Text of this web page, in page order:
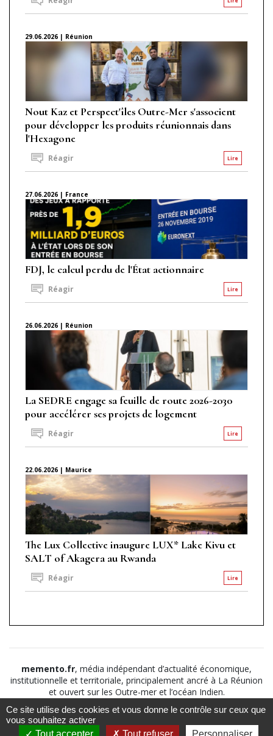
29.06.2026 | Réunion
Nout Kaz et Perspect'îles Outre-Mer s'associent
pour développer les produits réunionnais dans
l'Hexagone
Lire
Réagir
27.06.2026 | France
FDJ, le calcul perdu de l'État actionnaire
Lire
Réagir
26.06.2026 | Réunion
La SEDRE engage sa feuille de route 2026-2030
pour accélérer ses projets de logement
Lire
Réagir
22.06.2026 | Maurice
The Lux Collective inaugure LUX* Lake Kivu et
SALT of Akagera au Rwanda
Lire
Réagir
memento.fr, média indépendant d’actualité économique,
institutionnelle et territoriale, principalement ancré à La Réunion
et ouvert sur les Outre-mer et l’océan Indien.
©2026
Suivez nous sur Notice légale
Politique de
Ce site utilise des cookies et vous donne le contrôle sur ceux que
vous souhaitez activer
Tout accepter
Tout refuser Personnaliser